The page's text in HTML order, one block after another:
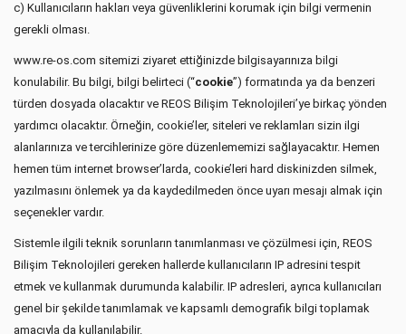
c) Kullanıcıların hakları veya güvenliklerini korumak için bilgi vermenin
gerekli olması.
www.re-os.com sitemizi ziyaret ettiğinizde bilgisayarınıza bilgi
konulabilir. Bu bilgi, bilgi belirteci (“cookie”) formatında ya da benzeri
türden dosyada olacaktır ve REOS Bilişim Teknolojileri’ye birkaç yönden
yardımcı olacaktır. Örneğin, cookie’ler, siteleri ve reklamları sizin ilgi
alanlarınıza ve tercihlerinize göre düzenlememizi sağlayacaktır. Hemen
hemen tüm internet browser’larda, cookie’leri hard diskinizden silmek,
yazılmasını önlemek ya da kaydedilmeden önce uyarı mesajı almak için
seçenekler vardır.
Sistemle ilgili teknik sorunların tanımlanması ve çözülmesi için, REOS
Bilişim Teknolojileri gereken hallerde kullanıcıların IP adresini tespit
etmek ve kullanmak durumunda kalabilir. IP adresleri, ayrıca kullanıcıları
genel bir şekilde tanımlamak ve kapsamlı demografik bilgi toplamak
amacıyla da kullanılabilir.